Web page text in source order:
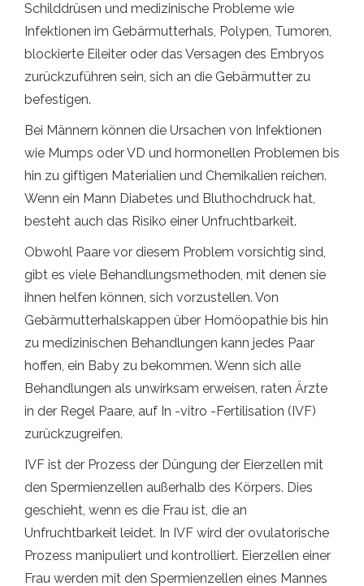
Schilddrüsen und medizinische Probleme wie
Infektionen im Gebärmutterhals, Polypen, Tumoren,
blockierte Eileiter oder das Versagen des Embryos
zurückzuführen sein, sich an die Gebärmutter zu
befestigen.
Bei Männern können die Ursachen von Infektionen
wie Mumps oder VD und hormonellen Problemen bis
hin zu giftigen Materialien und Chemikalien reichen.
Wenn ein Mann Diabetes und Bluthochdruck hat,
besteht auch das Risiko einer Unfruchtbarkeit.
Obwohl Paare vor diesem Problem vorsichtig sind,
gibt es viele Behandlungsmethoden, mit denen sie
ihnen helfen können, sich vorzustellen. Von
Gebärmutterhalskappen über Homöopathie bis hin
zu medizinischen Behandlungen kann jedes Paar
hoffen, ein Baby zu bekommen. Wenn sich alle
Behandlungen als unwirksam erweisen, raten Ärzte
in der Regel Paare, auf In -vitro -Fertilisation (IVF)
zurückzugreifen.
IVF ist der Prozess der Düngung der Eierzellen mit
den Spermienzellen außerhalb des Körpers. Dies
geschieht, wenn es die Frau ist, die an
Unfruchtbarkeit leidet. In IVF wird der ovulatorische
Prozess manipuliert und kontrolliert. Eierzellen einer
Frau werden mit den Spermienzellen eines Mannes